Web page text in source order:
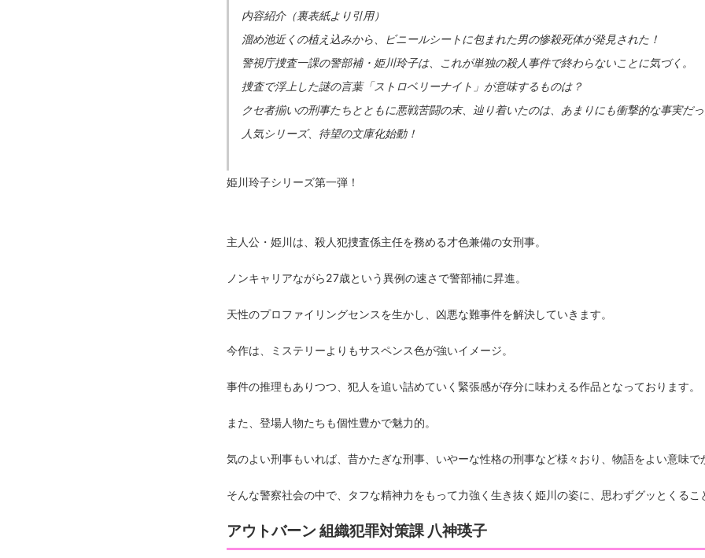
内容紹介（裏表紙より引用）
溜め池近くの植え込みから、ビニールシートに包まれた男の惨殺死体が発見された！
警視庁捜査一課の警部補・姫川玲子は、これが単独の殺人事件で終わらないことに気づく。
捜査で浮上した謎の言葉「ストロベリーナイト」が意味するものは？
クセ者揃いの刑事たちとともに悪戦苦闘の末、辿り着いたのは、あまりにも衝撃的な事実だ
人気シリーズ、待望の文庫化始動！
姫川玲子シリーズ第一弾！
主人公・姫川は、殺人犯捜査係主任を務める才色兼備の女刑事。
ノンキャリアながら27歳という異例の速さで警部補に昇進。
天性のプロファイリングセンスを生かし、凶悪な難事件を解決していきます。
今作は、ミステリーよりもサスペンス色が強いイメージ。
事件の推理もありつつ、犯人を追い詰めていく緊張感が存分に味わえる作品となっております。
また、登場人物たちも個性豊かで魅力的。
気のよい刑事もいれば、昔かたぎな刑事、いやーな性格の刑事など様々おり、物語をよい意味で
そんな警察社会の中で、タフな精神力をもって力強く生き抜く姫川の姿に、思わずグッとくるこ
アウトバーン 組織犯罪対策課 八神瑛子